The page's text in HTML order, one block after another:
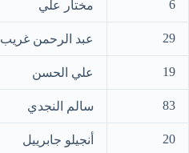
6 مختار علي
29 عبد الرحمن غريب
19 علي الحسن
83 سالم النجدي
20 أنجيلو جابرييل